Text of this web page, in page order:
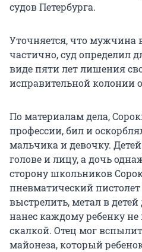
судов Петербурга.
Уточняется, что мужчина
частично, суд определил
виде пяти лет лишения
исправительной колонии
По материалам дела,
профессии, бил и
мальчика и девочку.
голове и лицу, а дочь
сторону школьников
пневматический
выстрелить, метал в
нанес каждому ребенку не
скалкой. Отец мог
майонеза, который